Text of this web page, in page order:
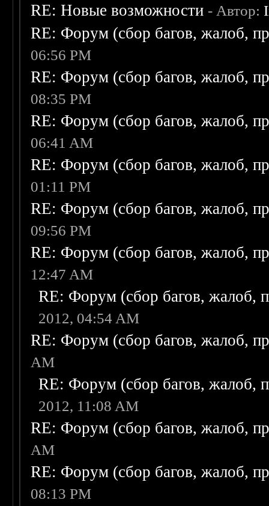
RE: Новые возможности - Автор:
RE: Форум (сбор багов, жалоб,
06:56 PM
RE: Форум (сбор багов, жалоб,
08:35 PM
RE: Форум (сбор багов, жалоб,
06:41 AM
RE: Форум (сбор багов, жалоб,
01:11 PM
RE: Форум (сбор багов, жалоб,
09:56 PM
RE: Форум (сбор багов, жалоб,
12:47 AM
RE: Форум (сбор багов, жалоб,
2012, 04:54 AM
RE: Форум (сбор багов, жалоб,
AM
RE: Форум (сбор багов, жалоб,
2012, 11:08 AM
RE: Форум (сбор багов, жалоб,
AM
RE: Форум (сбор багов, жалоб,
08:13 PM